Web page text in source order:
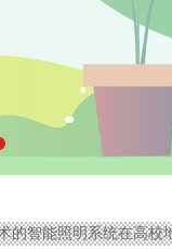
的智能照明系统在高校